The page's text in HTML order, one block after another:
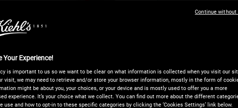
page.
PAYEZ PLUS TARD​
paiement en4 X sans frais avec Paypal, à
LIVRAISON
La livraison
Your Experience!
is important to us so we want to be clear on what information is collected when you visit our
visit, we may need to retrieve and/or store your browser information, mostly in the form of
might be about you, your choices, or your device and is mostly used to offer you a more
experience. It’s your choice what we collect. You can find out more about the different
use and how to opt-in to these specific categories by clicking the ‘Cookies Settings’ link below.
Continue